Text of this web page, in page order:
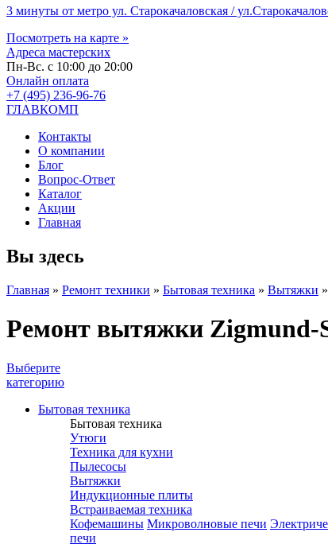
3 минуты от метро ул. Старокачаловская /
Посмотреть на карте »
Адреса мастерских
Пн-Вс. с 10:00 до 20:00
Онлайн оплата
+7 (495) 236-96-76
ГЛАВКОМП
Контакты
О компании
Блог
Вопрос-Ответ
Каталог
Акции
Главная
Вы здесь
Главная » Ремонт техники » Бытовая техника » Вытяжки »
Ремонт вытяжки Zigmund-
Выберите
категорию
Бытовая техника
Бытовая техника
Утюги
Техника для кухни
Пылесосы
Вытяжки
Индукционные плиты
Встраиваемая техника
Кофемашины Микроволновые печи
печи